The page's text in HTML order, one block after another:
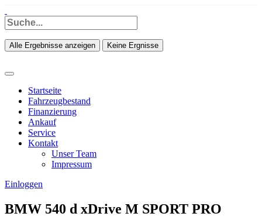
Alle Ergebnisse anzeigen Keine Ergnisse
Startseite
Fahrzeugbestand
Finanzierung
Ankauf
Service
Kontakt
Unser Team
Impressum
Einloggen
BMW 540 d xDrive M SPORT PRO